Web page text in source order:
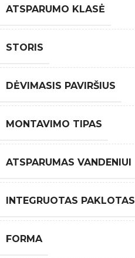
ATSPARUMO KLASĖ
STORIS
DĖVIMASIS PAVIRŠIUS
MONTAVIMO TIPAS
ATSPARUMAS VANDENIUI
INTEGRUOTAS PAKLOTAS
FORMA